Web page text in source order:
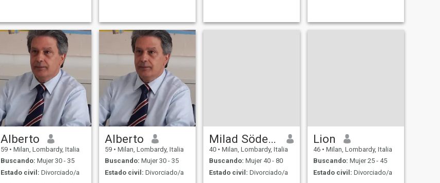
Alberto
59 • Milan, Lombardy, Italia
Buscando: Mujer 30 - 35
Estado civil: Divorciado/a
Alberto
59 • Milan, Lombardy, Italia
Buscando: Mujer 30 - 35
Estado civil: Divorciado/a
Milad Söderström
40 • Milan, Lombardy, Italia
Buscando: Mujer 40 - 80
Estado civil: Divorciado/a
Lion
46 • Milan, Lombardy, Italia
Buscando: Mujer 25 - 45
Estado civil: Divorciado/a